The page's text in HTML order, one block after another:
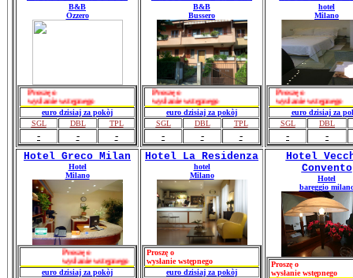
B&B
Ozzero
Proszę o
wysłanie wstępnego
euro dzisiaj za pokòj
SGL
DBL TPL
- - -
B&B
Bussero
Proszę o
wysłanie wstępnego
euro dzisiaj za pokòj
SGL
DBL TPL
- - -
hotel
Milano
Proszę o
wysłanie
euro dzisiaj za
SGL
DBL
-
-
Hotel Greco Milan
Hotel
Milano
Proszę o
wysłanie wstępnego
euro dzisiaj za pokòj
Hotel La Residenza
hotel
Milano
Proszę o
wysłanie wstępnego
euro dzisiaj za pokòj
Hotel
Convento
Hotel
bareggio
Proszę o
wysłanie wstępnego